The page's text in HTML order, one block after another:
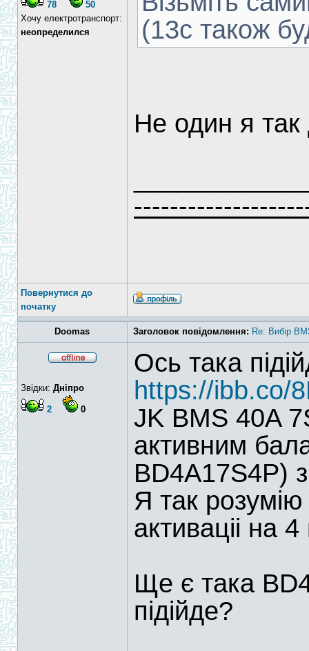
78
50
Хочу електротранспорт:
неопределился
(13с також
Не один я
Повернутися до
початку
Doomas Заголовок повідомлення: Re: Вибір
Звідки: Дніпро
2 0
Ось така
https://ibb.co/
JK BMS 40A
активним
BD4A17S4P)
Я так
активаціі на
Ще є така
підійде?